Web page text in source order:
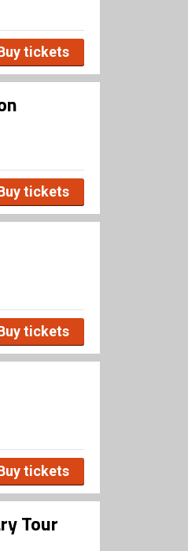
tickets
tickets
tickets
tickets
Tour